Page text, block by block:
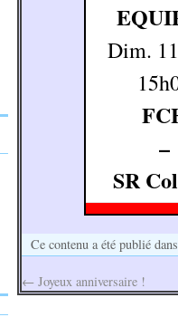
Dim.
–
SR
Ce contenu a été publié
← Joyeux anniversaire !